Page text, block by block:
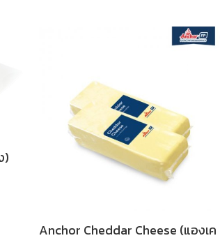
)
Anchor Cheddar Cheese (แองเค